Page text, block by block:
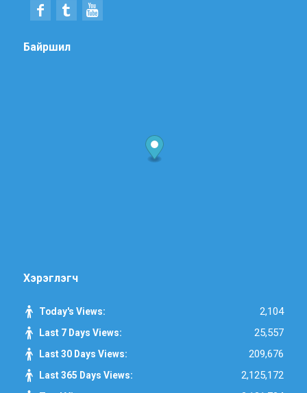
Байршил
Хэрэглэгч
Today's Views: 2,104
Last 7 Days Views: 25,557
Last 30 Days Views: 209,676
Last 365 Days Views: 2,125,172